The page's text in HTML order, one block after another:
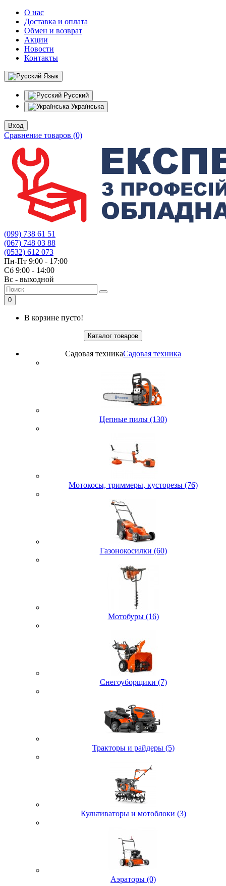
О нас
Доставка и оплата
Обмен и возврат
Акции
Новости
Контакты
Язык
Русский
Українська
Вход
Сравнение товаров (0)
(099) 738 61 51
(067) 748 03 88
(0532) 612 073
Пн-Пт 9:00 - 17:00
Сб 9:00 - 14:00
Вс - выходной
0
В корзине пусто!
Каталог товаров
Садовая техникаСадовая техника
Цепные пилы (130)
Мотокосы, триммеры, кусторезы (76)
Газонокосилки (60)
Мотобуры (16)
Снегоуборщики (7)
Тракторы и райдеры (5)
Культиваторы и мотоблоки (3)
Аэраторы (0)